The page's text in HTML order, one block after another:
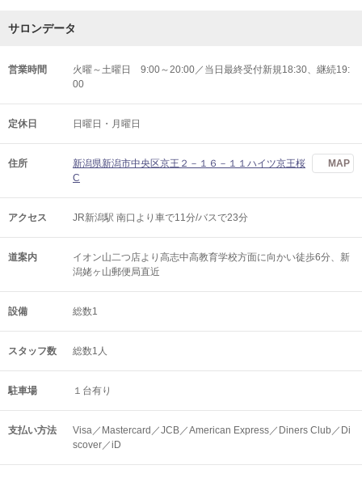
サロンデータ
営業時間
火曜～土曜日 9:00～20:00／当日最終受付新規18:30、継続19:
00
定休日 日曜日・月曜日
住所
新潟県新潟市中央区京王２－１６－１１ハイツ京王桜
C
MAP
アクセス JR新潟駅 南口より車で11分/バスで23分
道案内
イオン山二つ店より高志中高教育学校方面に向かい徒歩6分、新
潟姥ヶ山郵便局直近
設備 総数1
スタッフ数 総数1人
駐車場 １台有り
支払い方法
Visa／Mastercard／JCB／American Express／Diners Club／Di
scover／iD